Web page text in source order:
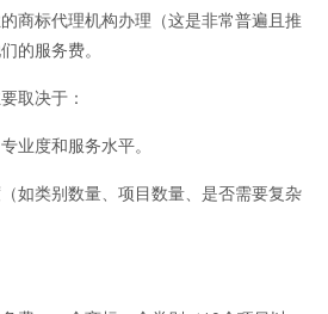
标代理机构办理（这是非常普遍且推
的服务费。
取决于：
度和服务水平。
类别数量、项目数量、是否需要复杂